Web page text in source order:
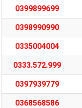
0399899699
0398990990
0335004004
0333.572.999
0397939779
0368568586